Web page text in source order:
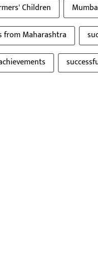
Children
Maharashtra